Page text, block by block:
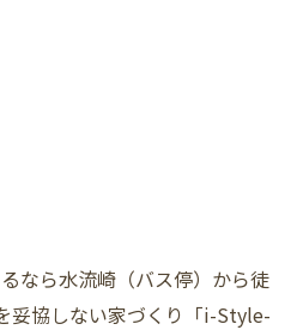
なら水流崎（バス停）から徒
妥協しない家づくり「i-Style-